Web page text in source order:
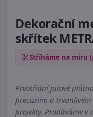
Dekorační
skřítek
Stříháme na míru
Prvotřídní jutové
precizním a trvanlivém
projekty. Prodáváme v